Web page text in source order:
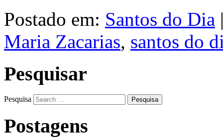
Postado em: Santos do Dia
Maria Zacarias, santos do
Pesquisar
Pesquisa
Postagens